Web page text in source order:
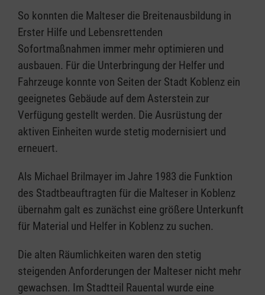
So konnten die Malteser die Breitenausbildung in
Erster Hilfe und Lebensrettenden
Sofortmaßnahmen immer mehr optimieren und
ausbauen. Für die Unterbringung der Helfer und
Fahrzeuge konnte von Seiten der Stadt Koblenz ein
geeignetes Gebäude auf dem Asterstein zur
Verfügung gestellt werden. Die Ausrüstung der
aktiven Einheiten wurde stetig modernisiert und
erneuert.
Als Michael Brilmayer im Jahre 1983 die Funktion
des Stadtbeauftragten für die Malteser in Koblenz
übernahm galt es zunächst eine größere Unterkunft
für Material und Helfer in Koblenz zu suchen.
Die alten Räumlichkeiten waren den stetig
steigenden Anforderungen der Malteser nicht mehr
gewachsen. Im Stadtteil Rauental wurde eine